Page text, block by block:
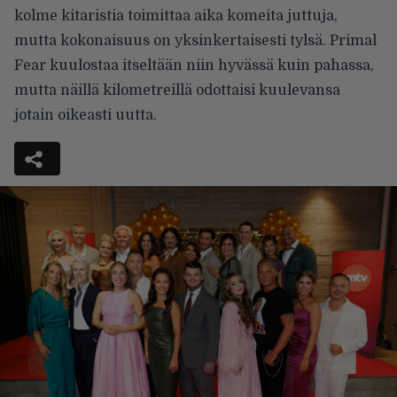
kolme kitaristia toimittaa aika komeita juttuja,
mutta kokonaisuus on yksinkertaisesti tylsä. Primal
Fear kuulostaa itseltään niin hyvässä kuin pahassa,
mutta näillä kilometreillä odottaisi kuulevansa
jotain oikeasti uutta.